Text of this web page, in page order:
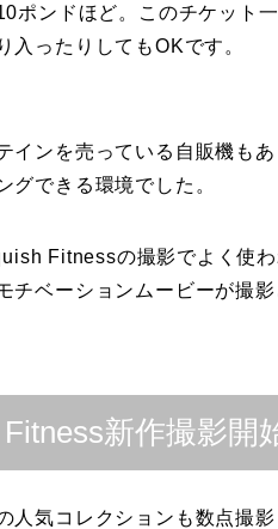
ポンドほど。このチケット
入ったりしてもOKです。
インを売っている自販機も
グできる環境でした。
Fitnessの撮影でよく使
チベーションムービーが撮
新作撮影開
人気コレクションも数点撮